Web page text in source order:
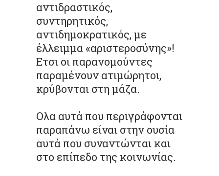
αντιδραστικός,
συντηρητικός,
αντιδηµοκρατικός, µε
έλλειµµα «αριστεροσύνης»!
Ετσι οι παρανοµούντες
παραµένουν ατιµώρητοι,
κρύβονται στη µάζα.
Ολα αυτά που περιγράφονται
παραπάνω είναι στην ουσία
αυτά που συναντώνται και
στο επίπεδο της κοινωνίας.